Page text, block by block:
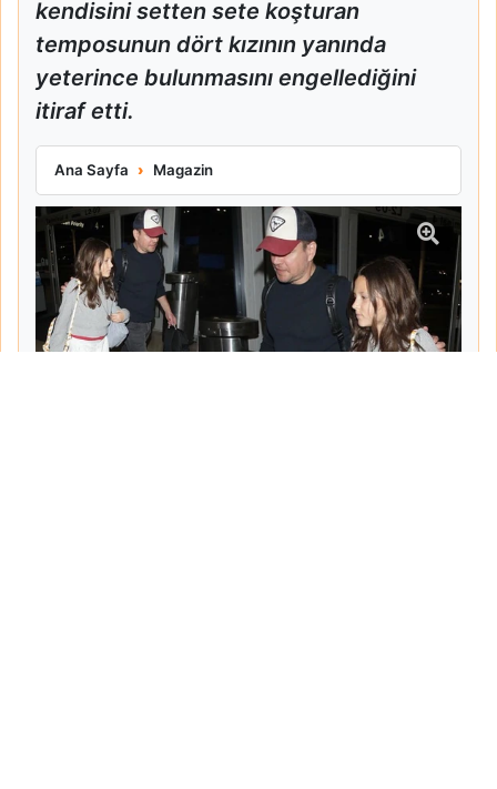
kendisini setten sete koşturan
temposunun dört kızının yanında
yeterince bulunmasını engellediğini
itiraf etti.
Ana Sayfa Magazin
Matt Damon Babalık Pişmanlığını İtiraf Etti